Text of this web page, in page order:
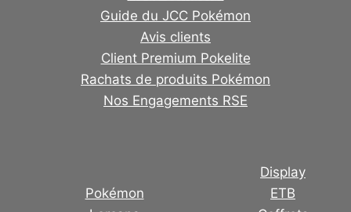
Guide du JCC Pokémon
Avis clients
Client Premium Pokelite
Rachats de produits Pokémon
Nos Engagements RSE
Pokémon
Display
ETB